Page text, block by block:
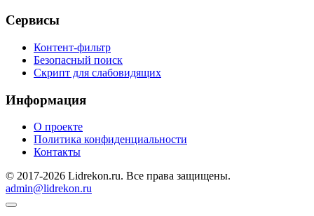
Сервисы
Контент-фильтр
Безопасный поиск
Скрипт для слабовидящих
Информация
О проекте
Политика конфиденциальности
Контакты
© 2017-2026 Lidrekon.ru. Все права защищены.
admin@lidrekon.ru